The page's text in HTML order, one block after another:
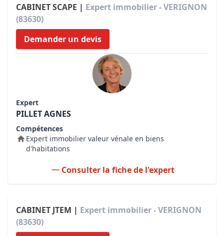
CABINET SCAPE | Expert immobilier - VERIGNON
(83630)
Demander un devis
Expert
PILLET AGNES
Compétences
Expert immobilier valeur vénale en biens
d'habitations
Consulter la fiche de l'expert
CABINET JTEM | Expert immobilier - VERIGNON
(83630)